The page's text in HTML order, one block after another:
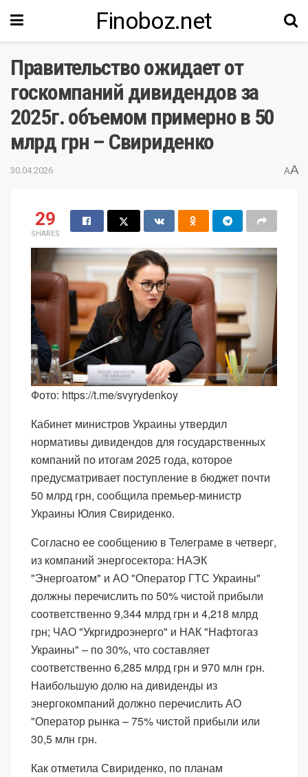
Finoboz.net
Правительство ожидает от
госкомпаний дивидендов за
2025г. объемом примерно в 50
млрд грн – Свириденко
30.04.2026 AA
29
SHARES
Фото: https://t.me/svyrydenkoy
Кабинет министров Украины утвердил
нормативы дивидендов для государственных
компаний по итогам 2025 года, которое
предусматривает поступление в бюджет почти
50 млрд грн, сообщила премьер-министр
Украины Юлия Свириденко.
Согласно ее сообщению в Телеграме в четверг,
из компаний энергосектора: НАЭК
"Энергоатом" и АО "Оператор ГТС Украины"
должны перечислить по 50% чистой прибыли
соответственно 9,344 млрд грн и 4,218 млрд
грн; ЧАО "Укргидроэнерго" и НАК "Нафтогаз
Украины" – по 30%, что составляет
соответственно 6,285 млрд грн и 970 млн грн.
Наибольшую долю на дивиденды из
энергокомпаний должно перечислить АО
"Оператор рынка – 75% чистой прибыли или
30,5 млн грн.
Как отметила Свириденко, по планам